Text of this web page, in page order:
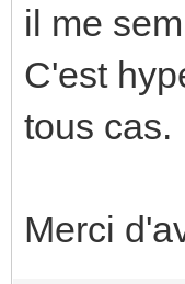
il me
C'est
tous cas.
Merci